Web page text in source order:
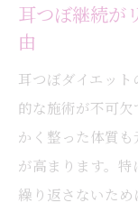
耳つぼ継続が
由
耳つぼダイエッ
的な施術が不可
かく整った体質
が高まります。
繰り返さないた